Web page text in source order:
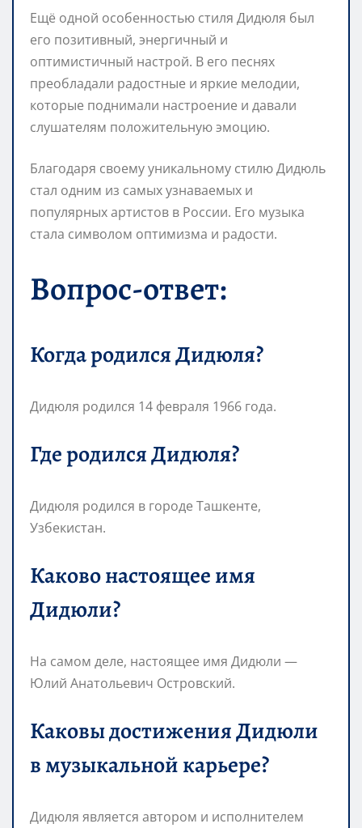
Ещё одной особенностью стиля Дидюля был
его позитивный, энергичный и
оптимистичный настрой. В его песнях
преобладали радостные и яркие мелодии,
которые поднимали настроение и давали
слушателям положительную эмоцию.
Благодаря своему уникальному стилю Дидюль
стал одним из самых узнаваемых и
популярных артистов в России. Его музыка
стала символом оптимизма и радости.
Вопрос-ответ:
Когда родился Дидюля?
Дидюля родился 14 февраля 1966 года.
Где родился Дидюля?
Дидюля родился в городе Ташкенте,
Узбекистан.
Каково настоящее имя
Дидюли?
На самом деле, настоящее имя Дидюли —
Юлий Анатольевич Островский.
Каковы достижения Дидюли
в музыкальной карьере?
Дидюля является автором и исполнителем